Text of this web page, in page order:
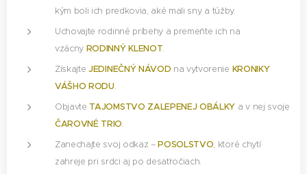
kým boli ich predkovia, aké mali sny a túžby.
Uchovajte rodinné príbehy a premeňte ich na
vzácny RODINNÝ KLENOT.
ZískajteJEDINEČNÝ NÁVOD na vytvorenie KRONIKY
VÁŠHO RODU.
Objavte TAJOMSTVO ZALEPENEJ OBÁLKY a v nej svoje
ČAROVNÉ TRIO.
Zanechajte svoj odkaz –POSOLSTVO, ktoré chytí
zahreje pri srdci aj po desaťročiach.